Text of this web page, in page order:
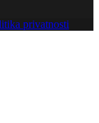
privatnosti